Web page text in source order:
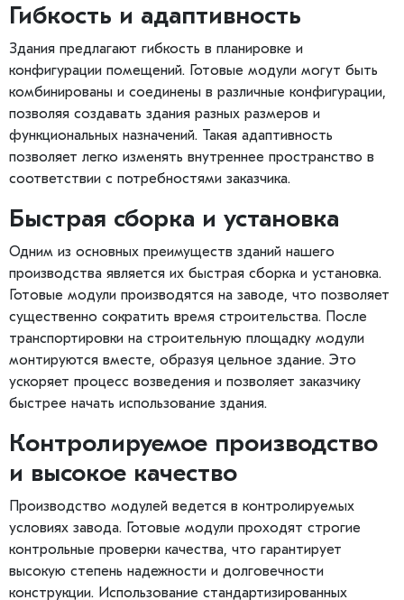
Гибкость и адаптивность
Здания предлагают гибкость в планировке и
конфигурации помещений. Готовые модули могут быть
комбинированы и соединены в различные конфигурации,
позволяя создавать здания разных размеров и
функциональных назначений. Такая адаптивность
позволяет легко изменять внутреннее пространство в
соответствии с потребностями заказчика.
Быстрая сборка и установка
Одним из основных преимуществ зданий нашего
производства является их быстрая сборка и установка.
Готовые модули производятся на заводе, что позволяет
существенно сократить время строительства. После
транспортировки на строительную площадку модули
монтируются вместе, образуя цельное здание. Это
ускоряет процесс возведения и позволяет заказчику
быстрее начать использование здания.
Контролируемое производство
и высокое качество
Производство модулей ведется в контролируемых
условиях завода. Готовые модули проходят строгие
контрольные проверки качества, что гарантирует
высокую степень надежности и долговечности
конструкции. Использование стандартизированных